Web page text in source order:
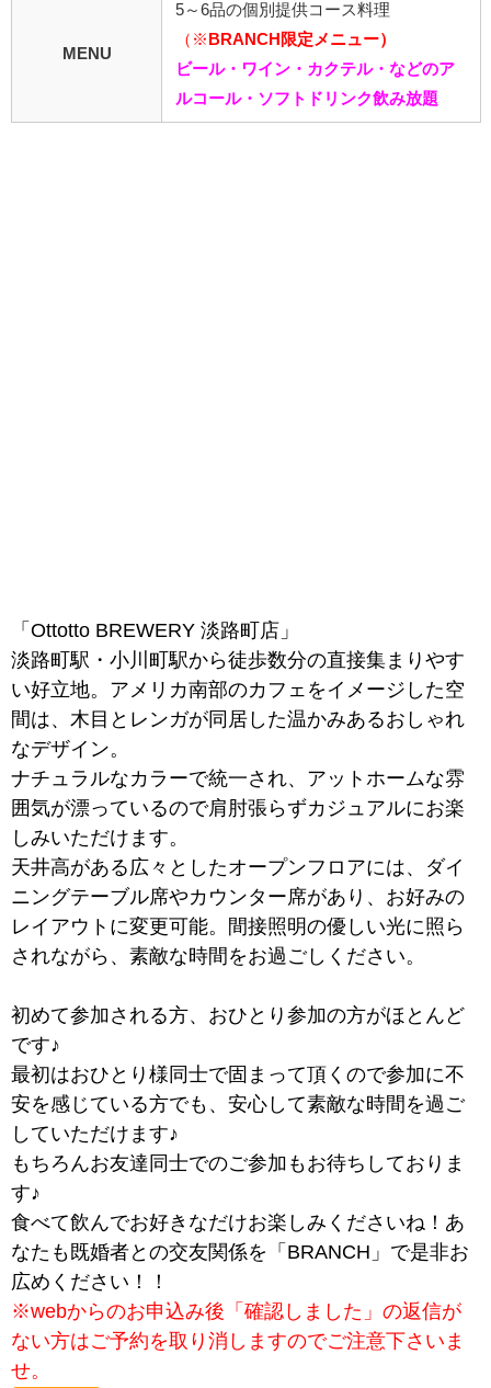
MENU
5～6品の個別提供コース料理
（※ BRANCH限定メニュー）
ビール・ワイン・カクテル・などのア
ルコール・ソフトドリンク飲み放題
「Ottotto BREWERY 淡路町店」
淡路町駅・小川町駅から徒歩数分の直接集まりやす
い好立地。アメリカ南部のカフェをイメージした空
間は、木目とレンガが同居した温かみあるおしゃれ
なデザイン。
ナチュラルなカラーで統一され、アットホームな雰
囲気が漂っているので肩肘張らずカジュアルにお楽
しみいただけます。
天井高がある広々としたオープンフロアには、ダイ
ニングテーブル席やカウンター席があり、お好みの
レイアウトに変更可能。間接照明の優しい光に照ら
されながら、素敵な時間をお過ごしください。
初めて参加される方、おひとり参加の方がほとんど
です♪
最初はおひとり様同士で固まって頂くので参加に不
安を感じている方でも、安心して素敵な時間を過ご
していただけます♪
もちろんお友達同士でのご参加もお待ちしておりま
す♪
食べて飲んでお好きなだけお楽しみくださいね！あ
なたも既婚者との交友関係を「BRANCH」で是非お
広めください！！
※webからのお申込み後「確認しました」の返信が
ない方はご予約を取り消しますのでご注意下さいま
せ。